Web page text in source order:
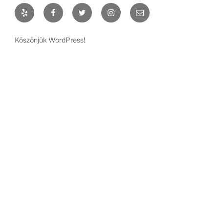
Yelp FacebookTwitter InstagramEmail
Köszönjük WordPress!